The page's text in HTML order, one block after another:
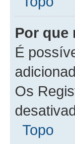
Por que
É
Os
Topo